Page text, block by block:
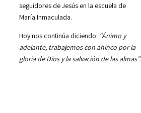
seguidores de Jesús en la escuela de
María Inmaculada.
Hoy nos continúa diciendo: “Ánimo y
adelante, trabajemos con ahínco por la
gloria de Dios y la salvación de las almas”.